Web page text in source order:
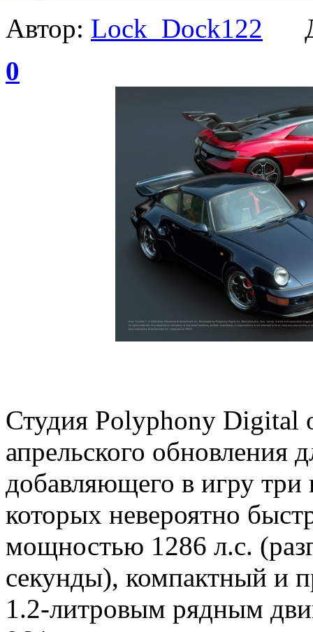
Автор: Lock_Dock122
0
Студия Polyphony Digital
апрельского обновления
добавляющего в игру
которых невероятно
мощностью 1286 л.с.
секунды), компактный и
1.2-литровым рядным